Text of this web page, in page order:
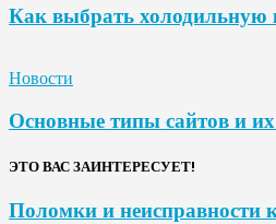
Как выбрать холодильную
Новости
Основные типы сайтов и
ЭТО ВАС ЗАИНТЕРЕСУЕТ!
Поломки и неисправности